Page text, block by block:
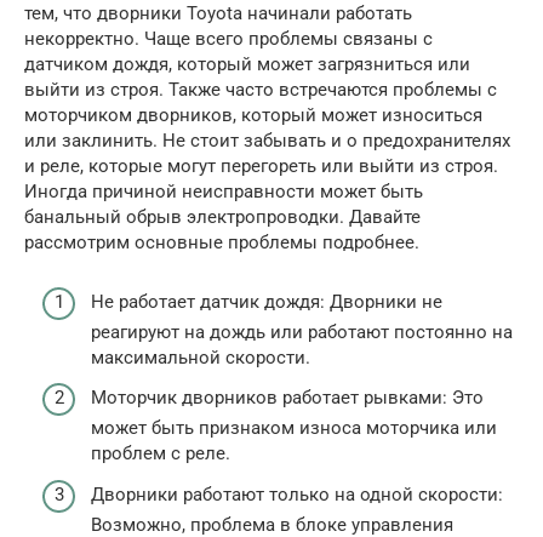
тем, что дворники Toyota начинали работать
некорректно. Чаще всего проблемы связаны с
датчиком дождя, который может загрязниться или
выйти из строя. Также часто встречаются проблемы с
моторчиком дворников, который может износиться
или заклинить. Не стоит забывать и о предохранителях
и реле, которые могут перегореть или выйти из строя.
Иногда причиной неисправности может быть
банальный обрыв электропроводки. Давайте
рассмотрим основные проблемы подробнее.
Не работает датчик дождя: Дворники не
реагируют на дождь или работают постоянно на
максимальной скорости.
Моторчик дворников работает рывками: Это
может быть признаком износа моторчика или
проблем с реле.
Дворники работают только на одной скорости:
Возможно, проблема в блоке управления